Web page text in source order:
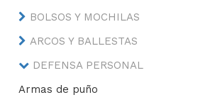
BOLSOS Y MOCHILAS
ARCOS Y BALLESTAS
DEFENSA PERSONAL
Armas de puño